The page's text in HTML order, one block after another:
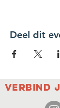
Deel dit
Verbind